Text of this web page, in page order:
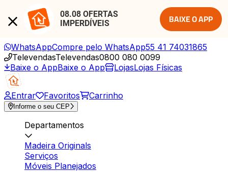
08.08 OFERTAS
IMPERDÍVEIS
BAIXE O APP
WhatsAppCompre pelo WhatsApp55 41 74031865
TelevendasTelevendas0800 080 0099
Baixe o AppBaixe o App LojasLojas Físicas
Entrar Favoritos Carrinho
Informe o seu CEP
Departamentos
Madeira Originals
Serviços
Móveis Planejados